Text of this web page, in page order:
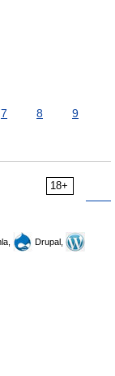
7 8
9
18+
Drupal,